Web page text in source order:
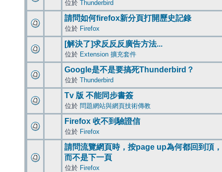
位於 Thunderbird
請問如何firefox新分頁打開歷史記錄
位於 Firefox
[解決了]求反反反廣告方法...
位於 Extension 擴充套件
Google是不是要搞死Thunderbird？
位於 Thunderbird
Tv 版 不能同步書簽
位於 問題網站與網頁技術傳教
Firefox 收不到驗證信
位於 Firefox
請問流覽網頁時，按page up為何都回到頂，
而不是下一頁
位於 Firefox